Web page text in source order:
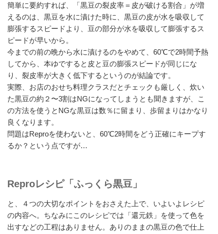
簡単に要約すれば、「黒豆の裂皮率＝皮が破ける割合」が増
えるのは、黒豆を水に漬けた時に、黒豆の皮が水を吸収して
膨張するスピードより、豆の部分が水を吸収して膨張するス
ピードが早いから。
今までの前の晩から水に漬けるのをやめて、60℃で2時間予熱
してから、本ゆですると皮と豆の膨張スピードが同じにな
り、裂皮率が大きく低下するというのが結論です。
実際、お店のおせち料理クラスだとチェックも厳しく、炊い
た黒豆の約２〜3割はNGになってしまうとも聞きますが、こ
の方法を使うとNGな黒豆は数％に留まり、歩留まりはかなり
良くなります。
問題はReproを使わないと、60℃2時間をどう正確にキープす
るか？という点ですが…
Reproレシピ「ふっくら黒豆」
と、４つの大切なポイントをおさえた上で、いよいよレシピ
の内容へ。ちなみにこのレシピでは「還元鉄」を使って色を
出すなどの工程はありません。ありのままの黒豆の色で仕上